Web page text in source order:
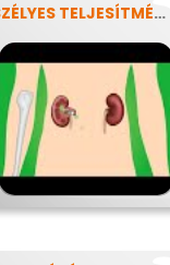
VESZÉLYES TELJESÍTMÉNY